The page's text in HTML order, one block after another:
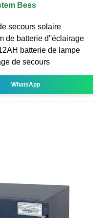
Bess
secours solaire
de batterie d''éclairage
batterie de lampe
de secours
WhatsApp